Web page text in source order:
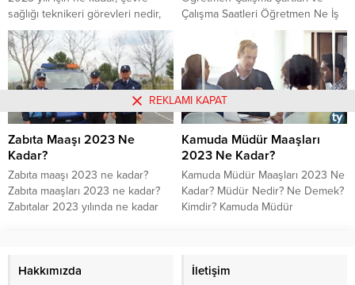
sağlığı teknikeri görevleri nedir,
çevre sağlığı teknikeri kimler
olabilir, çevre sağlığı teknikerliği
nedir, çevre sağlığı teknikeri özel
sektör maaşları 2019 yılında ne
kadar oldu, çevre sağlığı teknikeri
çalışma şartları nasıldır gibi
sorular için derlemeye çalıştığımız
cevaplara buradan ulaşabilirsiniz.
Çalışma Saatleri Öğretmen Ne İş
Yapar? Devlette Öğretmen Maaşı
Özel Sektörde Öğretmen Maaşı
Yeni Başlayan Öğretmen Maaşı
Zabıta Maaşı 2023 Ne
Kadar?
Zabıta maaşı 2023 ne kadar?
Zabıta maaşları 2023 ne kadar?
Zabıtalar 2023 yılında ne kadar
mesai ücretleri ne kadar 2023?
Kamuda Müdür Maaşları
2023 Ne Kadar?
Kamuda Müdür Maaşları 2023 Ne
Kadar? Müdür Nedir? Ne Demek?
Kimdir? Kamuda Müdür
Kamuda Müdür Maaşları 2023
Hakkımızda İletişim
REKLAMI KAPAT